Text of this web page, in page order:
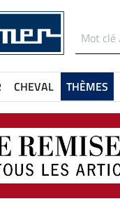
CHEVAL THÈMES